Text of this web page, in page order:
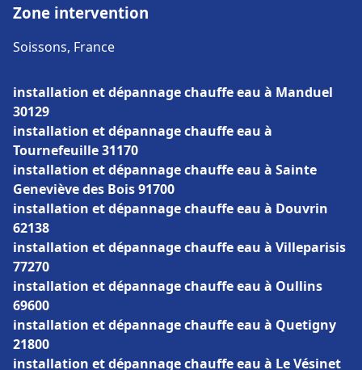
Zone intervention
Soissons, France
installation et dépannage chauffe eau à Manduel
30129
installation et dépannage chauffe eau à
Tournefeuille 31170
installation et dépannage chauffe eau à Sainte
Geneviève des Bois 91700
installation et dépannage chauffe eau à Douvrin
62138
installation et dépannage chauffe eau à Villeparisis
77270
installation et dépannage chauffe eau à Oullins
69600
installation et dépannage chauffe eau à Quetigny
21800
installation et dépannage chauffe eau à Le Vésinet